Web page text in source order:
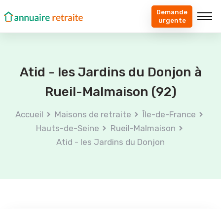
Demande
urgente
Atid - les Jardins du Donjon à
Rueil-Malmaison (92)
Accueil Maisons de retraite
Île-de-France
Hauts-de-Seine
Rueil-Malmaison
Atid - les Jardins du Donjon